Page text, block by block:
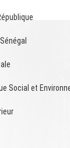
Social et